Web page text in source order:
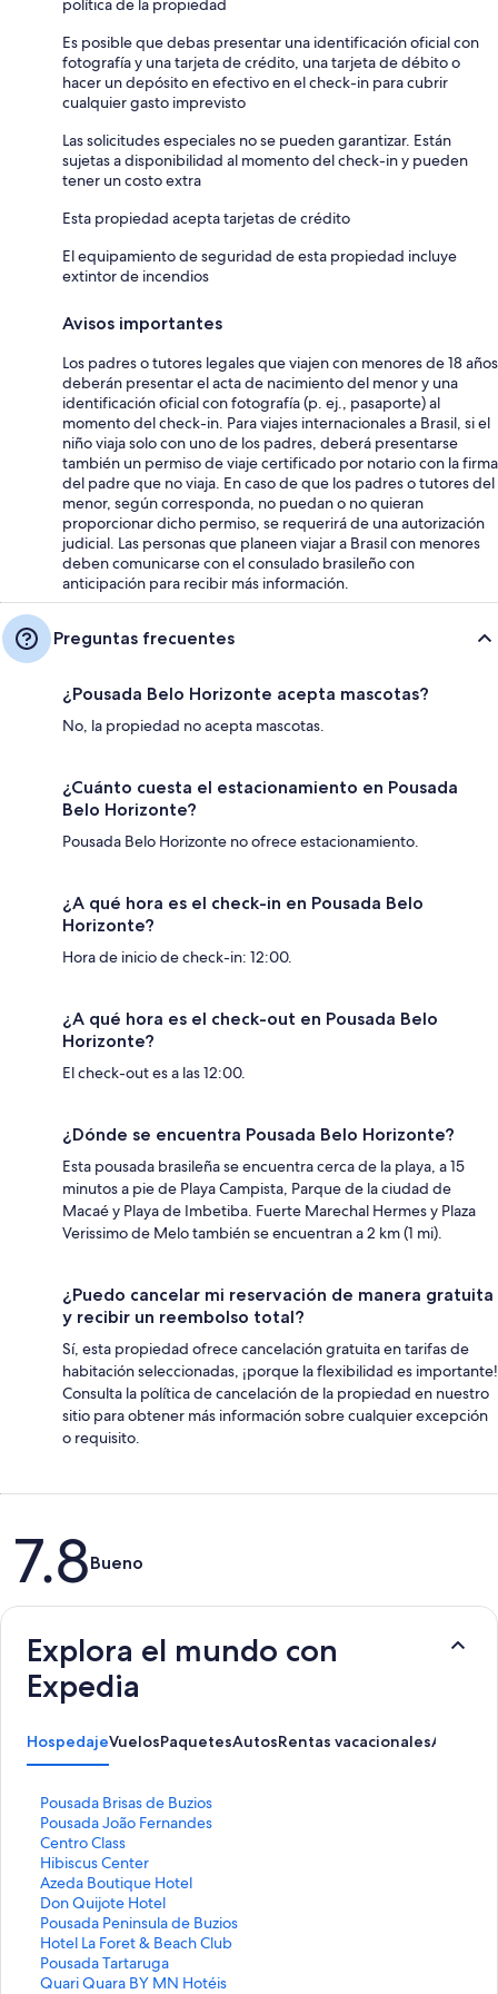
política de la propiedad
Es posible que debas presentar una identificación oficial con
fotografía y una tarjeta de crédito, una tarjeta de débito o
hacer un depósito en efectivo en el check-in para cubrir
cualquier gasto imprevisto
Las solicitudes especiales no se pueden garantizar. Están
sujetas a disponibilidad al momento del check-in y pueden
tener un costo extra
Esta propiedad acepta tarjetas de crédito
El equipamiento de seguridad de esta propiedad incluye
extintor de incendios
Avisos importantes
Los padres o tutores legales que viajen con menores de 18 años
deberán presentar el acta de nacimiento del menor y una
identificación oficial con fotografía (p. ej., pasaporte) al
momento del check-in. Para viajes internacionales a Brasil, si el
niño viaja solo con uno de los padres, deberá presentarse
también un permiso de viaje certificado por notario con la firma
del padre que no viaja. En caso de que los padres o tutores del
menor, según corresponda, no puedan o no quieran
proporcionar dicho permiso, se requerirá de una autorización
judicial. Las personas que planeen viajar a Brasil con menores
deben comunicarse con el consulado brasileño con
anticipación para recibir más información.
Preguntas frecuentes
¿Pousada Belo Horizonte acepta mascotas?
No, la propiedad no acepta mascotas.
¿Cuánto cuesta el estacionamiento en Pousada
Belo Horizonte?
Pousada Belo Horizonte no ofrece estacionamiento.
¿A qué hora es el check-in en Pousada Belo
Horizonte?
Hora de inicio de check-in: 12:00.
¿A qué hora es el check-out en Pousada Belo
Horizonte?
El check-out es a las 12:00.
¿Dónde se encuentra Pousada Belo Horizonte?
Esta pousada brasileña se encuentra cerca de la playa, a 15
minutos a pie de Playa Campista, Parque de la ciudad de
Macaé y Playa de Imbetiba. Fuerte Marechal Hermes y Plaza
Verissimo de Melo también se encuentran a 2 km (1 mi).
¿Puedo cancelar mi reservación de manera gratuita
y recibir un reembolso total?
Sí, esta propiedad ofrece cancelación gratuita en tarifas de
habitación seleccionadas, ¡porque la flexibilidad es importante!
Consulta la política de cancelación de la propiedad en nuestro
sitio para obtener más información sobre cualquier excepción
o requisito.
Opiniones
7.8Bueno
Explora el mundo con
Expedia
HospedajeVuelosPaquetesAutosRentas vacacionales
Pousada Brisas de Buzios
E
n
l
a
c
e
p
a
r
a
Pousada João Fernandes
E
n
l
a
c
e
p
a
r
Centro Class
E
n
l
a
c
e
p
a
Hibiscus Center
E
n
l
a
c
e
p
Azeda Boutique Hotel
E
n
l
a
c
e
Don Quijote Hotel
E
n
l
a
c
Pousada Peninsula de Buzios
E
n
l
a
Hotel La Foret & Beach Club
E
n
l
Pousada Tartaruga
E
n
Quari Quara BY MN Hotéis
E